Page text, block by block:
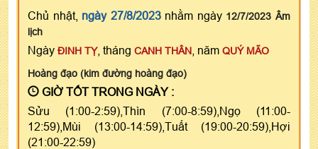
Chủ nhật, ngày 27/8/2023nhằm ngày 12/7/2023 Âm
lịch
Ngày ĐINH TỴ, tháng CANH THÂN , năm QUÝ MÃO
Hoàng đạo (kim đường hoàng đạo)
GIỜ TỐT TRONG NGÀY :
Sửu (1:00-2:59),Thìn (7:00-8:59),Ngọ (11:00-
12:59),Mùi (13:00-14:59),Tuất (19:00-20:59),Hợi
(21:00-22:59)